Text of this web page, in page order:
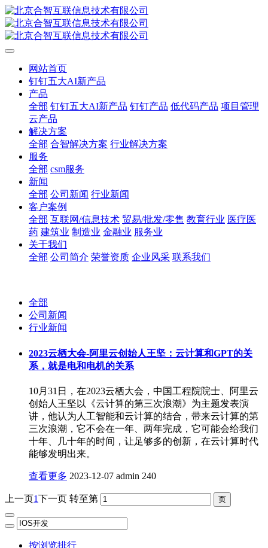
网站首页
钉钉五大AI新产品
产品
全部 钉钉五大AI新产品 钉钉产品 低代码产品 项目管理
云产品
解决方案
全部 合智解决方案 行业解决方案
服务
全部 csm服务
新闻
全部 公司新闻 行业新闻
客户案例
全部 互联网/信息技术 贸易/批发/零售 教育行业 医疗医
药 建筑业 制造业 金融业 服务业
关于我们
全部 公司简介 荣誉资质 企业风采 联系我们
全部
公司新闻
行业新闻
2023云栖大会-阿里云创始人王坚：云计算和GPT的关
系，就是电和电机的关系
10月31日，在2023云栖大会，中国工程院院士、阿里云
创始人王坚以《云计算的第三次浪潮》为主题发表演
讲，他认为人工智能和云计算的结合，带来云计算的第
三次浪潮，它不会在一年、两年完成，它可能会给我们
十年、几十年的时间，让足够多的创新，在云计算时代
能够发明出来。
查看更多 2023-12-07 admin 240
上一页1下一页 转至第
按浏览排行